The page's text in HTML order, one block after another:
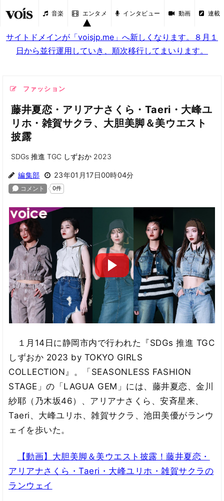
音楽 エンタメ インタビュー 動画 連載
サイトドメインが「voisjp.me」へ新しくなります。８月１
日から並行運用していき、順次移行してまいります。
ファッション
藤井夏恋・アリアナさくら・Taeri・大峰ユ
リホ・雑賀サクラ、大胆美脚＆美ウエスト
披露
SDGs 推進 TGC しずおか 2023
編集部 23年01月17日00時04分
１月14日に静岡市内で行われた『SDGs 推進 TGC
しずおか 2023 by TOKYO GIRLS
COLLECTION』。「SEASONLESS FASHION
STAGE」の「LAGUA GEM」には、藤井夏恋、金川
紗耶（乃木坂46）、アリアナさくら、安斉星来、
Taeri、大峰ユリホ、雑賀サクラ、池田美優がランウ
ェイを歩いた。
【動画】大胆美脚＆美ウエスト披露！藤井夏恋・
アリアナさくら・Taeri・大峰ユリホ・雑賀サクラの
ランウェイ